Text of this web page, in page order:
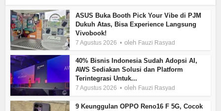
ASUS Buka Booth Pick Your Vibe di PJM
Dukuh Atas, Bisa Experience Langsung
Vivobook!
7 Agustus 2026 oleh Fauzi Rasyad
40% Bisnis Indonesia Sudah Adopsi AI,
AWS Sediakan Solusi dan Platform
Terintegrasi Untuk...
7 Agustus 2026 oleh Fauzi Rasyad
9 Keunggulan OPPO Reno16 F 5G, Cocok